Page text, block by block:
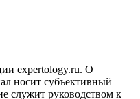
expertology.ru. О
носит субъективный
служит руководством к